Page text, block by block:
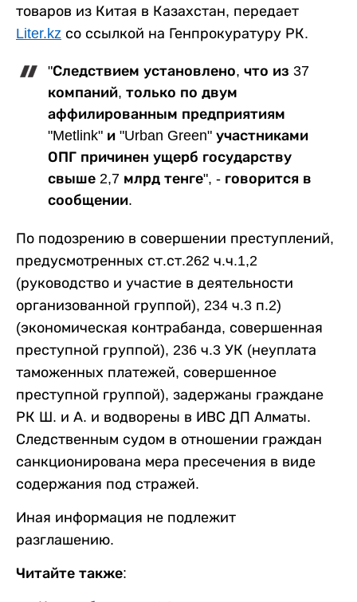
товаров из Китая в Казахстан, передает
Liter.kz со ссылкой на Генпрокуратуру РК.
"Следствием установлено, что из 37
компаний, только по двум
аффилированным предприятиям
"Metlink" и "Urban Green" участниками
ОПГ причинен ущерб государству
свыше 2,7 млрд тенге", - говорится в
сообщении.
По подозрению в совершении преступлений,
предусмотренных ст.ст.262 ч.ч.1,2
(руководство и участие в деятельности
организованной группой), 234 ч.3 п.2)
(экономическая контрабанда, совершенная
преступной группой), 236 ч.3 УК (неуплата
таможенных платежей, совершенное
преступной группой), задержаны граждане
РК Ш. и А. и водворены в ИВС ДП Алматы.
Следственным судом в отношении граждан
санкционирована мера пресечения в виде
содержания под стражей.
Иная информация не подлежит
разглашению.
Читайте также: